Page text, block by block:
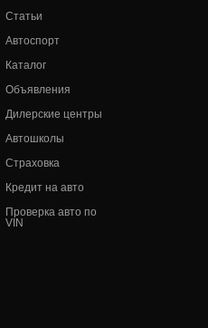
Статьи
Автоспорт
Каталог
Объявления
Дилерские центры
Автошколы
Страховка
Кредит на авто
Проверка авто по
VIN